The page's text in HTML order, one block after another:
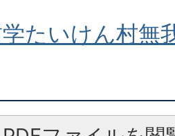
たいけん村無